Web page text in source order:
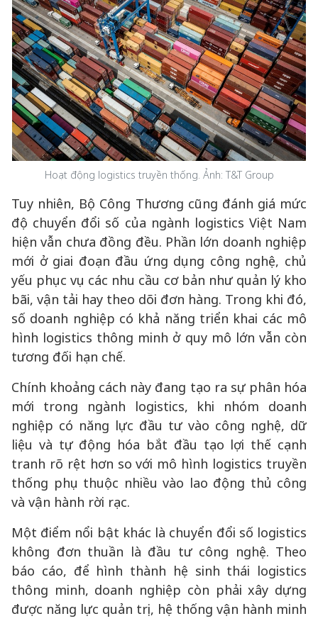
Hoạt động logistics truyền thống. Ảnh: T&T Group
Tuy nhiên, Bộ Công Thương cũng đánh giá mức
độ chuyển đổi số của ngành logistics Việt Nam
hiện vẫn chưa đồng đều. Phần lớn doanh nghiệp
mới ở giai đoạn đầu ứng dụng công nghệ, chủ
yếu phục vụ các nhu cầu cơ bản như quản lý kho
bãi, vận tải hay theo dõi đơn hàng. Trong khi đó,
số doanh nghiệp có khả năng triển khai các mô
hình logistics thông minh ở quy mô lớn vẫn còn
tương đối hạn chế.
Chính khoảng cách này đang tạo ra sự phân hóa
mới trong ngành logistics, khi nhóm doanh
nghiệp có năng lực đầu tư vào công nghệ, dữ
liệu và tự động hóa bắt đầu tạo lợi thế cạnh
tranh rõ rệt hơn so với mô hình logistics truyền
thống phụ thuộc nhiều vào lao động thủ công
và vận hành rời rạc.
Một điểm nổi bật khác là chuyển đổi số logistics
không đơn thuần là đầu tư công nghệ. Theo
báo cáo, để hình thành hệ sinh thái logistics
thông minh, doanh nghiệp còn phải xây dựng
được năng lực quản trị, hệ thống vận hành minh